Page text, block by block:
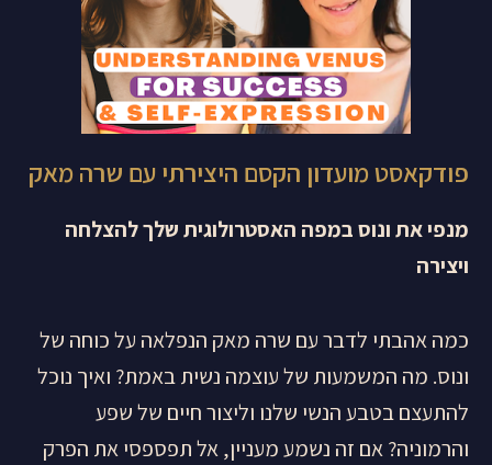
פודקאסט מועדון הקסם היצירתי עם שרה מאק
מנפי את ונוס במפה האסטרולוגית שלך להצלחה
ויצירה
כמה אהבתי לדבר עם שרה מאק הנפלאה על כוחה של
ונוס. מה המשמעות של עוצמה נשית באמת? ואיך נוכל
להתעצם בטבע הנשי שלנו וליצור חיים של שפע
והרמוניה? אם זה נשמע מעניין, אל תפספסי את הפרק